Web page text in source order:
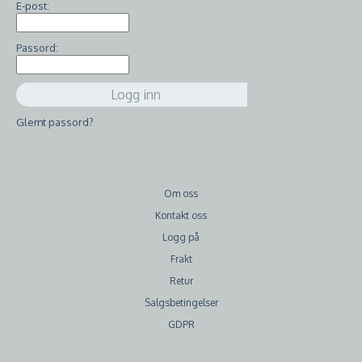
E-post:
Passord:
Glemt passord?
Om oss
Kontakt oss
Logg på
Frakt
Retur
Salgsbetingelser
GDPR